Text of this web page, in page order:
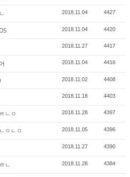
2018.11.04 4427
2018.11.04 4420
2018.11.27 4417
2018.11.04 4416
2018.11.02 4408
2018.11.18 4403
ㄴㅇ 2018.11.28 4397
ㅇㄴㅇ 2018.11.05 4396
2018.11.27 4390
ㄴ 2018.11.28 4384